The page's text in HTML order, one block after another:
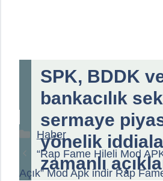
SPK, BDDK
bankacılık
sermaye
yönelik
zamanlı
Kategoriler
Haber
“Rap Fame Hileli Mod
Açık” Mod Apk indir Rap